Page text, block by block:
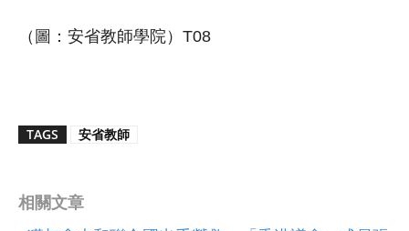
（圖：安省教師學院）T08
TAGS 安省教師
相關文章